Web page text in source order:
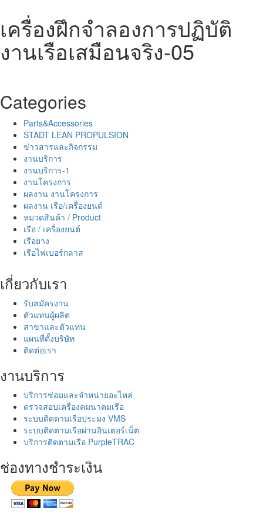
เครื่องฝึกจำลองการปฏิบัติ
งานเรือเสมือนจริง-05
Categories
Parts&Accessories
STADT LEAN PROPULSION
ข่าวสารและกิจกรรม
งานบริการ
งานบริการ-1
งานโครงการ
ผลงาน งานโครงการ
ผลงาน เรือ/เครื่องยนต์
หมวดสินค้า / Product
เรือ / เครื่องยนต์
เรือยาง
เรือไฟเบอร์กลาส
เกี่ยวกับเรา
รับสมัครงาน
ตัวแทนผู้ผลิต
สาขาและตัวแทน
แผนที่ตั้งบริษัท
ติดต่อเรา
งานบริการ
บริการซ่อมและจำหน่ายอะไหล่
ตรวจสอบเครื่องคมนาคมเรือ
ระบบติดตามเรือประมง VMS
ระบบติดตามเรือผ่านอินเตอร์เน็ต
บริการติดตามเรือ PurpleTRAC
ช่องทางชำระเงิน